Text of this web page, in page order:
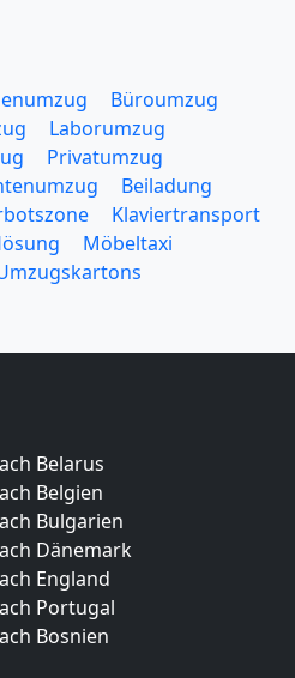
Büroumzug
Laborumzug
Privatumzug
Beiladung
Klaviertransport
Möbeltaxi
Belarus
Belgien
Bulgarien
Dänemark
England
Portugal
Bosnien